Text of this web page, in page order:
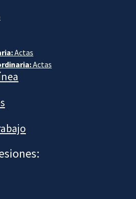
Actas
Actas